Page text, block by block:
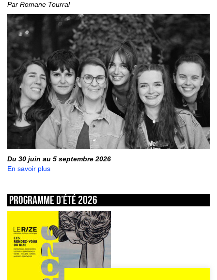
Par Romane Tourral
Du 30 juin au 5 septembre 2026
En savoir plus
Programme d’été 2026